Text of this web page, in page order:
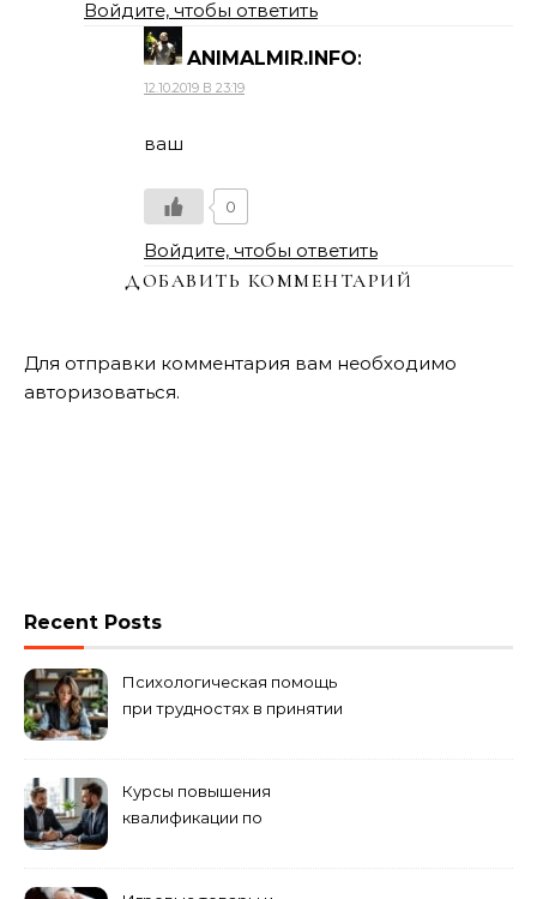
Войдите, чтобы ответить
ANIMALMIR.INFO:
12.10.2019 В 23:19
ваш
0
Войдите, чтобы ответить
ДОБАВИТЬ КОММЕНТАРИЙ
Для отправки комментария вам необходимо
авторизоваться.
Recent Posts
Психологическая помощь
при трудностях в принятии
Курсы повышения
квалификации по